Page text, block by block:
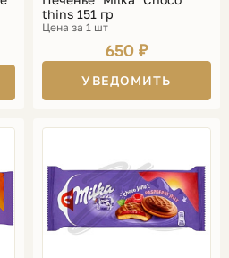
thins 151 гр
Цена за 1 шт
650 ₽
УВЕДОМИТЬ